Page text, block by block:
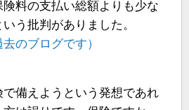
料の支払い総額よりも少な
う批判がありました。
のブログです）
備えようという発想であれ